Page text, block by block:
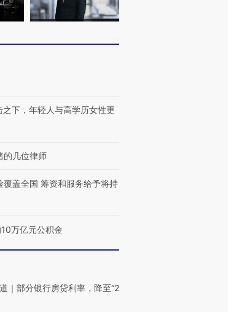
马航飞行员跨国走私7万
视线｜被称为“蟑螂”的印
【特别呈现】寻找100种
有意思的生活方式·第三对
之下，年轻人与高学历女性更
的几位律师
覆盖全国 筹资和服务给予将持
10万亿元公积金
｜部分银行房贷利率，降至“2